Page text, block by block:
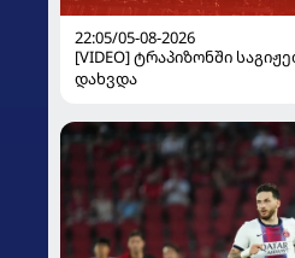
22:05/05-08-2026
[VIDEO] ტრაპიზონში
დახვდა